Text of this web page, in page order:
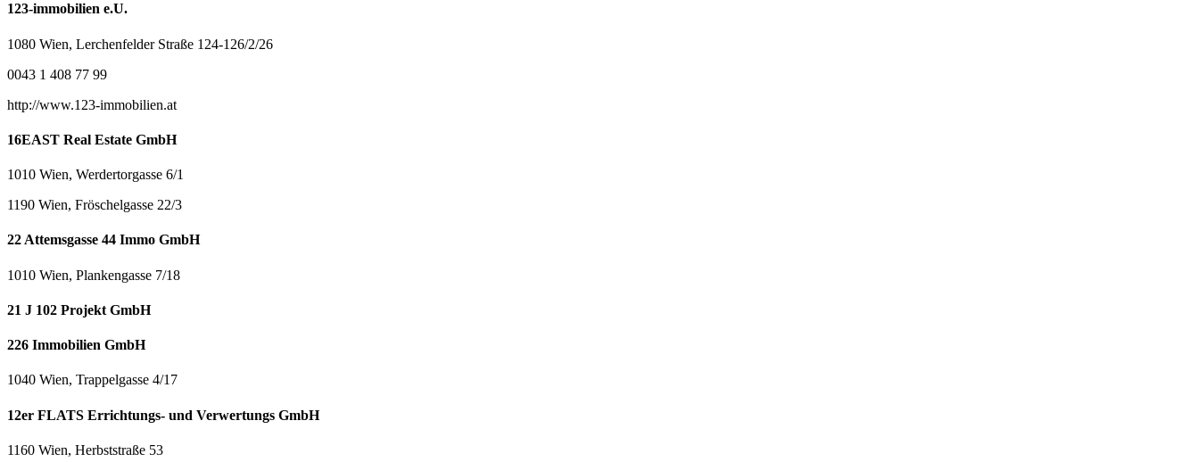
123-immobilien e.U.
1080 Wien, Lerchenfelder Straße 124-126/2/26
0043 1 408 77 99
http://www.123-immobilien.at
16EAST Real Estate GmbH
1010 Wien, Werdertorgasse 6/1
1190 Wien, Fröschelgasse 22/3
22 Attemsgasse 44 Immo GmbH
1010 Wien, Plankengasse 7/18
21 J 102 Projekt GmbH
226 Immobilien GmbH
1040 Wien, Trappelgasse 4/17
12er FLATS Errichtungs- und Verwertungs GmbH
1160 Wien, Herbststraße 53